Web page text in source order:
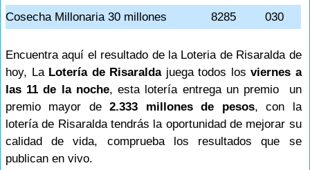
Cosecha Millonaria 30 millones
8285 030
Encuentra aquí el resultado de la Loteria de Risaralda de
hoy, La Lotería de Risaraldajuega todos losviernes a
las 11 de la noche, esta lotería entrega un premio un
premio mayor de2.333 millones de pesos, con la
lotería de Risaralda tendrás la oportunidad de mejorar su
calidad de vida, comprueba los resultados que se
publican en vivo.